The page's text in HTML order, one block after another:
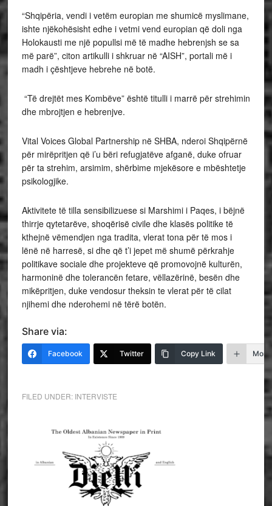
“Shqipëria, vendi i vetëm europian me shumicë myslimane,
ishte njëkohësisht edhe i vetmi vend europian që doli nga
Holokausti me një popullsi më të madhe hebrenjsh se sa
më parë”, citon artikulli i shkruar në “AISH”, portali më i
madh i çështjeve hebrehe në botë.
“Të drejtët mes Kombëve” është titulli i marrë për strehimin
dhe mbrojtjen e hebrenjve.
Vital Voices Global Partnership në SHBA, nderoi Shqipërnë
për mirëpritjen që i’u bëri refugjatëve afganë, duke ofruar
për ta strehim, arsimim, shërbime mjekësore e mbështetje
psikologjike.
Aktivitete të tilla sensibilizuese si Marshimi i Paqes, i bëjnë
thirrje qytetarëve, shoqërisë civile dhe klasës politike të
kthejnë vëmendjen nga tradita, vlerat tona për të mos i
lënë në harresë, si dhe që t’i jepet më shumë përkrahje
politikave sociale dhe projekteve që promovojnë kulturën,
harmoninë dhe tolerancën fetare, vëllazërinë, besën dhe
mikëpritjen, duke vendosur theksin te vlerat për të cilat
njihemi dhe nderohemi në tërë botën.
Share via:
Facebook Twitter Copy Link More
FILED UNDER: INTERVISTE